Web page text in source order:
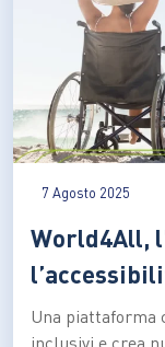
7 Agosto 2025
World4All,
Una piattaforma
inclusivi e crea